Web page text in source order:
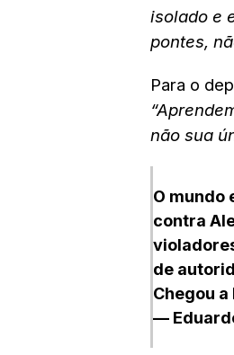
isolado e
pontes,
Para o
não sua
O mundo
contra
de
Chegou
—